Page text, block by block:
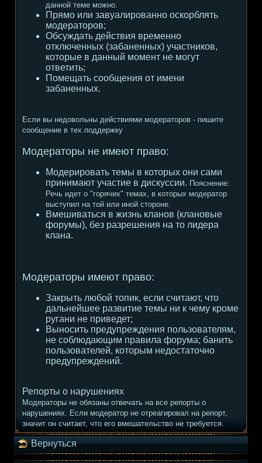
данной теме можно.
Прямо или завуалированно оскорблять
модераторов;
Обсуждать действия временно
отключенных (забаненных) участников,
которые в данный момент не могут
ответить;
Помещать сообщения от имени
забаненных.
Если вы недовольны действиями модераторов - пишите
сообщение в тех.поддержку
Модераторы не имеют право:
Модерировать темы в которых они сами
принимают участие в дискуссии. Пояснение:
Речь идет о "горячих" темах, в которых модератор
выступил на той или иной стороне.
Вмешиваться в жизнь кланов (клановые
форумы), без разрешения на то лидера
клана.
Модераторы имеют право:
Закрыть любой топик, если считают, что
дальнейшее развитие темы ни к чему кроме
ругани не приведет;
Выносить предупреждения пользователям,
не соблюдающим правила форума; банить
пользователей, которым недостаточно
предупреждений.
Репорты о нарушениях
Модераторы не обязаны отвечать на все репорты о
нарушениях. Если модератор не отреагировал на репорт,
значит он считает, что его вмешательство не требуется.
Вернуться